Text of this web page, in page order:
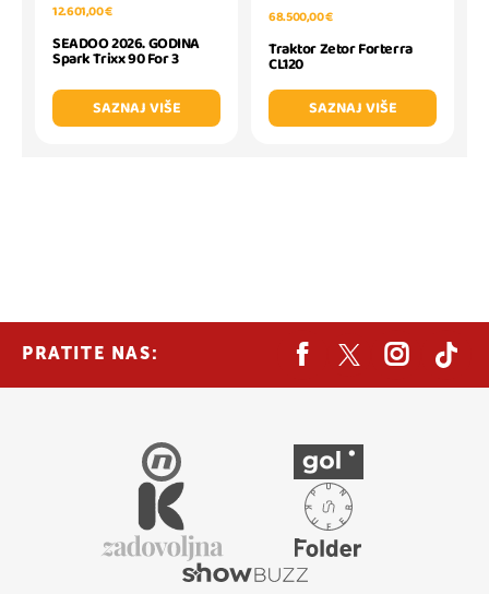
12.601,00 €
SEADOO 2026. GODINA
Spark Trixx 90 For 3
SAZNAJ VIŠE
68.500,00 €
Traktor Zetor Forterra
CL120
SAZNAJ VIŠE
PRATITE NAS: